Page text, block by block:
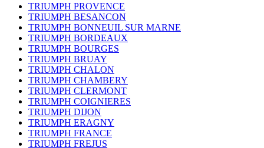
TRIUMPH PROVENCE
TRIUMPH BESANCON
TRIUMPH BONNEUIL SUR MARNE
TRIUMPH BORDEAUX
TRIUMPH BOURGES
TRIUMPH BRUAY
TRIUMPH CHALON
TRIUMPH CHAMBERY
TRIUMPH CLERMONT
TRIUMPH COIGNIERES
TRIUMPH DIJON
TRIUMPH ERAGNY
TRIUMPH FRANCE
TRIUMPH FREJUS